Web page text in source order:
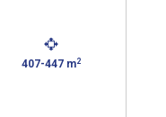
407-447 m2